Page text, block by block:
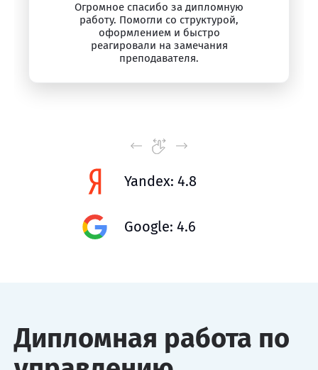
Огромное спасибо за дипломную
работу. Помогли со структурой,
оформлением и быстро
реагировали на замечания
преподавателя.
Yandex: 4.8
Google: 4.6
Дипломная работа по